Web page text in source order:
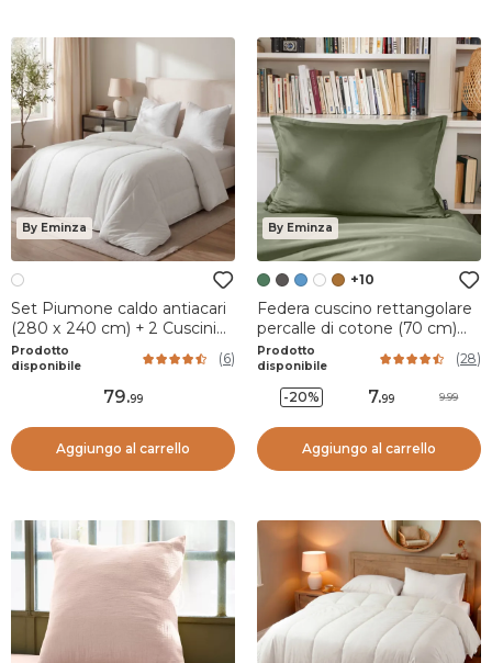
By Eminza
Set Piumone caldo antiacari
(280 x 240 cm) + 2 Cuscini
(60 x 60 cm) Comète Bianco
Prodotto
disponibile
(6)
79.99
Aggiungo al carrello
By Eminza
+10
Federa cuscino rettangolare
percalle di cotone (70 cm)
Cali Verde rosmarino
Prodotto
disponibile
(28)
-20% 7.99 9.99
Aggiungo al carrello